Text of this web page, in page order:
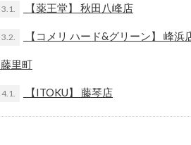
3.1. 【薬王堂】 秋田八峰店
3.2. 【コメリ ハード&グリーン】 峰浜
藤里町
4.1. 【ITOKU】 藤琴店